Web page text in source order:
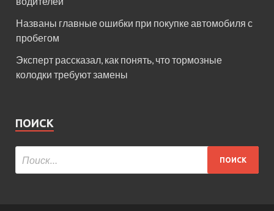
Названы главные ошибки при покупке автомобиля с
пробегом
Эксперт рассказал, как понять, что тормозные
колодки требуют замены
ПОИСК